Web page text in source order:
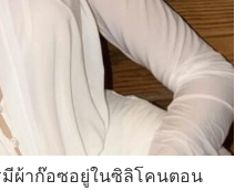
ผ้าก๊อซอยู่ในซิลิโคนตอน